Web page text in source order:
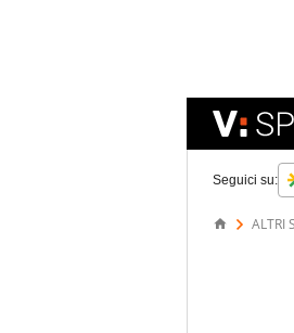
Seguici su:
ALTRI